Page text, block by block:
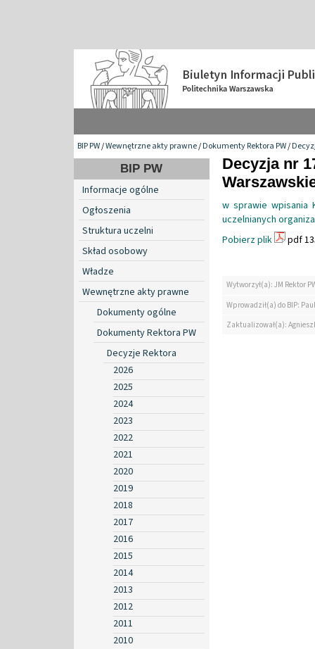
BIP PW/Wewnętrzne akty prawne/Dokumenty Rektora PW/
BIP PW
Informacje ogólne
Ogłoszenia
Struktura uczelni
Skład osobowy
Władze
Wewnętrzne akty prawne
Dokumenty ogólne
Dokumenty Rektora PW
Decyzje Rektora
2026
2025
2024
2023
2022
2021
2020
2019
2018
2017
2016
2015
2014
2013
2012
2011
2010
Decyzja nr
w sprawie wpisania
uczelnianych
Pobierz plik
pdf
Wytworzył(a): JM Rektor
Wprowadził(a) do BIP:
Zaktualizował(a):